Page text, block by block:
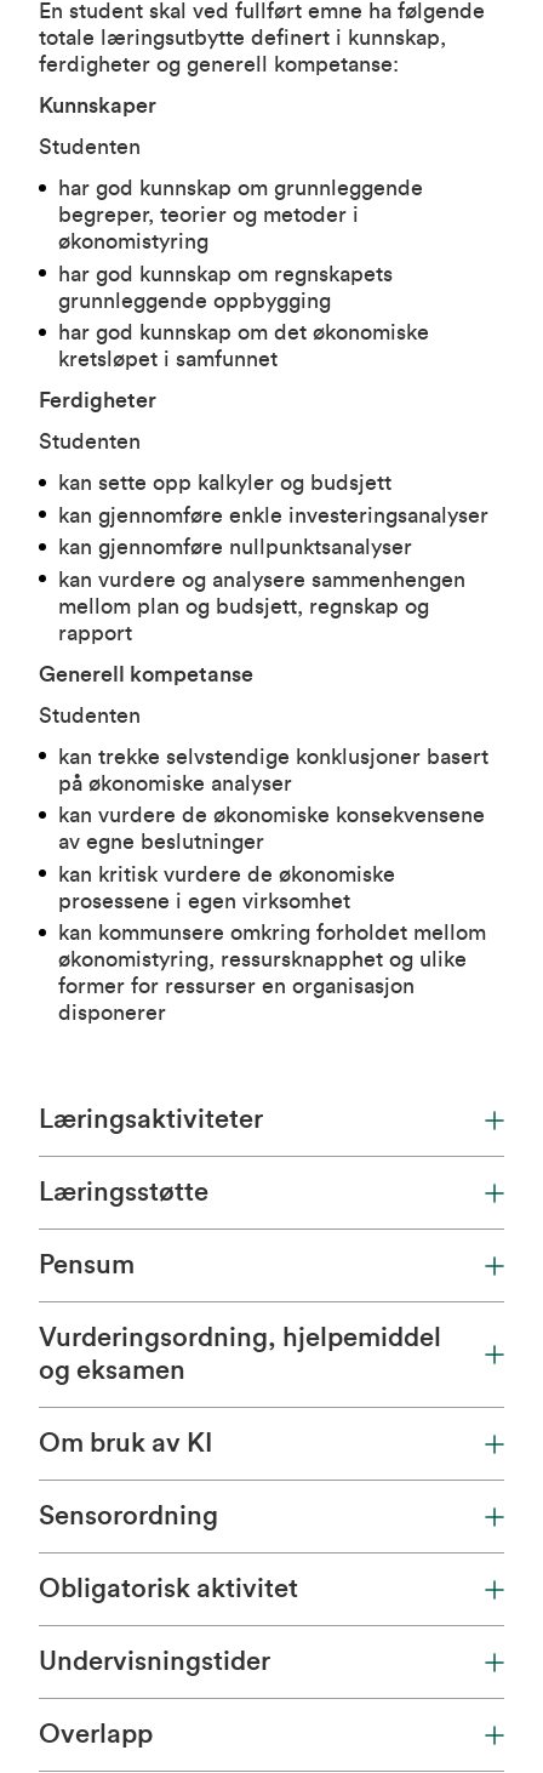
En student skal ved fullført emne ha følgende
totale læringsutbytte definert i kunnskap,
ferdigheter og generell kompetanse:
Kunnskaper
Studenten
har god kunnskap om grunnleggende
begreper, teorier og metoder i
økonomistyring
har god kunnskap om regnskapets
grunnleggende oppbygging
har god kunnskap om det økonomiske
kretsløpet i samfunnet
Ferdigheter
Studenten
kan sette opp kalkyler og budsjett
kan gjennomføre enkle investeringsanalyser
kan gjennomføre nullpunktsanalyser
kan vurdere og analysere sammenhengen
mellom plan og budsjett, regnskap og
rapport
Generell kompetanse
Studenten
kan trekke selvstendige konklusjoner basert
på økonomiske analyser
kan vurdere de økonomiske konsekvensene
av egne beslutninger
kan kritisk vurdere de økonomiske
prosessene i egen virksomhet
kan kommunsere omkring forholdet mellom
økonomistyring, ressursknapphet og ulike
former for ressurser en organisasjon
disponerer
Læringsaktiviteter
Læringsstøtte
Pensum
Vurderingsordning, hjelpemiddel
og eksamen
Om bruk av KI
Sensorordning
Obligatorisk aktivitet
Undervisningstider
Overlapp